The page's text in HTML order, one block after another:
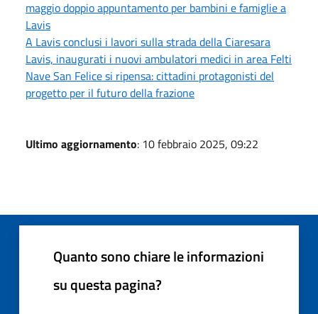
maggio doppio appuntamento per bambini e famiglie a
Lavis
A Lavis conclusi i lavori sulla strada della Ciaresara
Lavis, inaugurati i nuovi ambulatori medici in area Felti
Nave San Felice si ripensa: cittadini protagonisti del
progetto per il futuro della frazione
Ultimo aggiornamento: 10 febbraio 2025, 09:22
Quanto sono chiare le informazioni
su questa pagina?